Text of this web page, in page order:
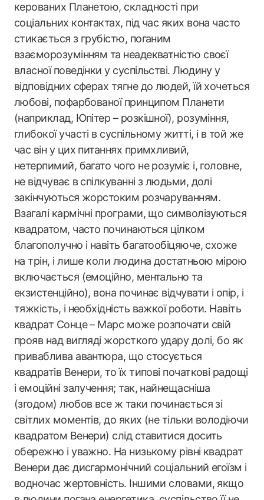
керованих Планетою, складності при
соціальних контактах, під час яких вона часто
стикається з грубістю, поганим
взаєморозумінням та неадекватністю своєї
власної поведінки у суспільстві. Людину у
відповідних сферах тягне до людей, їй хочеться
любові, пофарбованої принципом Планети
(наприклад, Юпітер – розкішної), розуміння,
глибокої участі в суспільному житті, і в той же
час він у цих питаннях примхливий,
нетерпимий, багато чого не розуміє і, головне,
не відчуває в спілкуванні з людьми, долі
закінчуються жорстоким розчаруванням.
Взагалі кармічні програми, що символізуються
квадратом, часто починаються цілком
благополучно і навіть багатообіцяюче, схоже
на трін, і лише коли людина достатньою мірою
включається (емоційно, ментально та
екзистенційно), вона починає відчувати і опір, і
тяжкість, і необхідність важкої роботи. Навіть
квадрат Сонце – Марс може розпочати свій
прояв над вигляді жорсткого удару долі, бо як
приваблива авантюра, що стосується
квадратів Венери, то їх типові початкові радощі
і емоційні залучення; так, найнещасніша
(згодом) любов все ж таки починається зі
світлих моментів, до яких (не тільки володіючи
квадратом Венери) слід ставитися досить
обережно і уважно. На низькому рівні квадрат
Венери дає дисгармонічний соціальний егоїзм і
водночас жертовність. Іншими словами, якщо